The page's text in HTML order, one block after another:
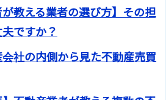
が教える業者の選び方】その担
ですか？
会社の内側から見た不動産売買